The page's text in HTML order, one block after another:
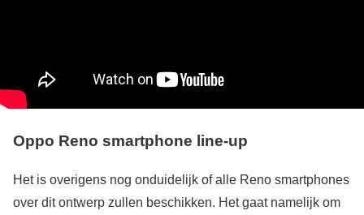
Oppo Reno smartphone line-up
Het is overigens nog onduidelijk of alle Reno smartphones
over dit ontwerp zullen beschikken. Het gaat namelijk om